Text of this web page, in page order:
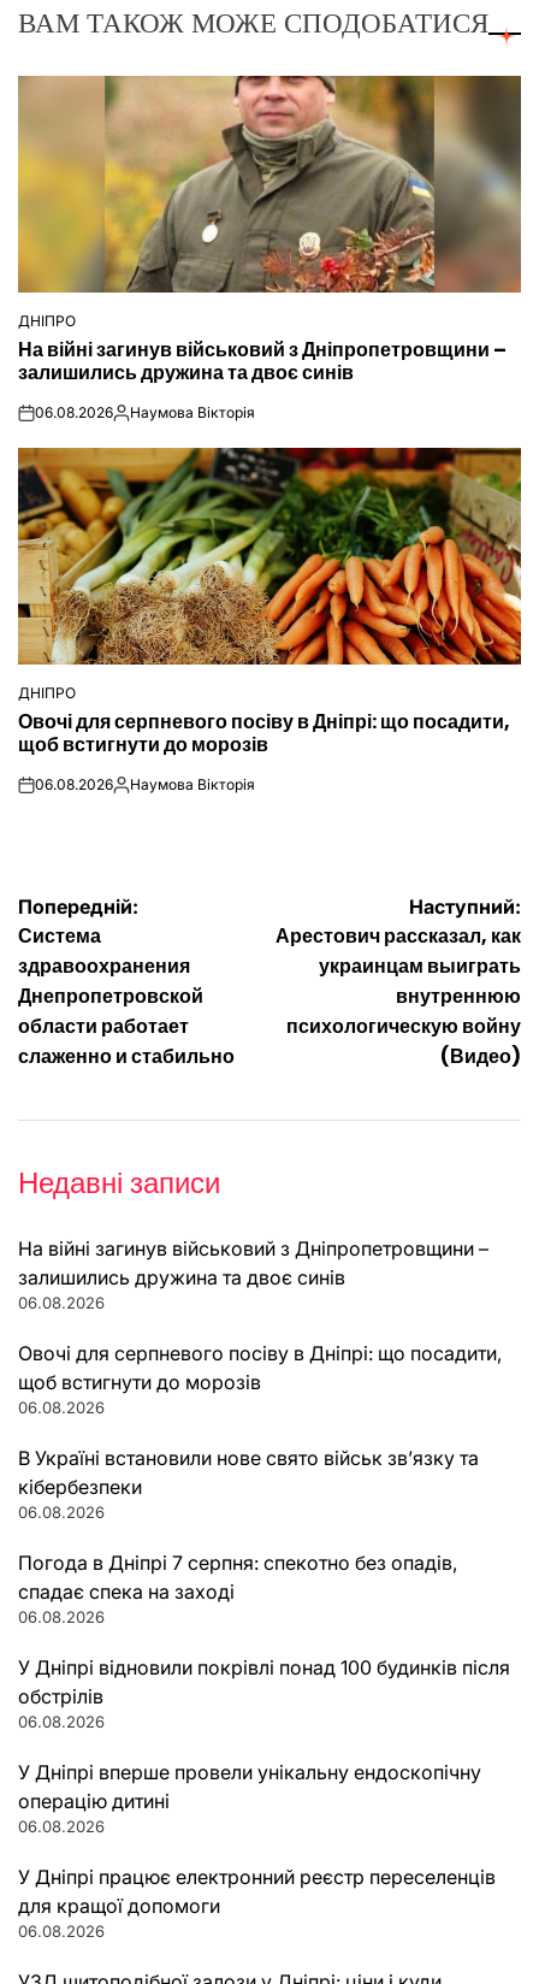
ВАМ ТАКОЖ МОЖЕ СПОДОБАТИСЯ
ОПУБЛІКУВАТИ
У
ДНІПРО
На війні загинув військовий з Дніпропетровщини –
залишились дружина та двоє синів
on06.08.2026Опубліковано
Наумова Вікторія
ОПУБЛІКУВАТИ
У
ДНІПРО
Овочі для серпневого посіву в Дніпрі: що посадити,
щоб встигнути до морозів
on06.08.2026Опубліковано
Наумова Вікторія
Навігація
записів
Попередній:
Система
здравоохранения
Днепропетровской
области работает
слаженно и стабильно
Наступний:
Арестович рассказал, как
украинцам выиграть
внутреннюю
психологическую войну
(Видео)
Недавні записи
На війні загинув військовий з Дніпропетровщини –
залишились дружина та двоє синів
06.08.2026
Овочі для серпневого посіву в Дніпрі: що посадити,
щоб встигнути до морозів
06.08.2026
В Україні встановили нове свято військ зв’язку та
кібербезпеки
06.08.2026
Погода в Дніпрі 7 серпня: спекотно без опадів,
спадає спека на заході
06.08.2026
У Дніпрі відновили покрівлі понад 100 будинків після
обстрілів
06.08.2026
У Дніпрі вперше провели унікальну ендоскопічну
операцію дитині
06.08.2026
У Дніпрі працює електронний реєстр переселенців
для кращої допомоги
06.08.2026